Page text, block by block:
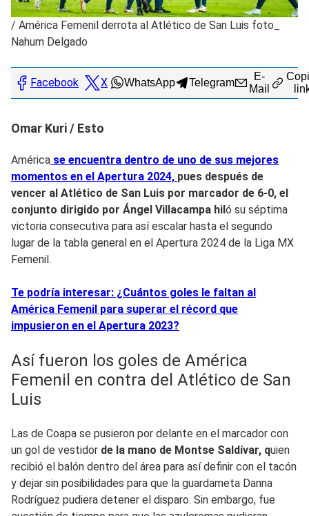
/ América Femenil derrota al Atlético de San Luis foto_
Nahum Delgado
Facebook X WhatsApp Telegram
E-
Mail
Omar Kuri / Esto
América se encuentra dentro de uno de sus mejores
momentos en el Apertura 2024, pues después de
vencer al Atlético de San Luis por marcador de 6-0, el
conjunto dirigido por Ángel Villacampa hiló su séptima
victoria consecutiva para así escalar hasta el segundo
lugar de la tabla general en el Apertura 2024 de la Liga MX
Femenil.
Te podría interesar: ¿Cuántos goles le faltan al
América Femenil para superar el récord que
impusieron en el Apertura 2023?
Así fueron los goles de América
Femenil en contra del Atlético de San
Luis
Las de Coapa se pusieron por delante en el marcador con
un gol de vestidor de la mano de Montse Saldívar, quien
recibió el balón dentro del área para así definir con el tacón
y dejar sin posibilidades para que la guardameta Danna
Rodríguez pudiera detener el disparo. Sin embargo, fue